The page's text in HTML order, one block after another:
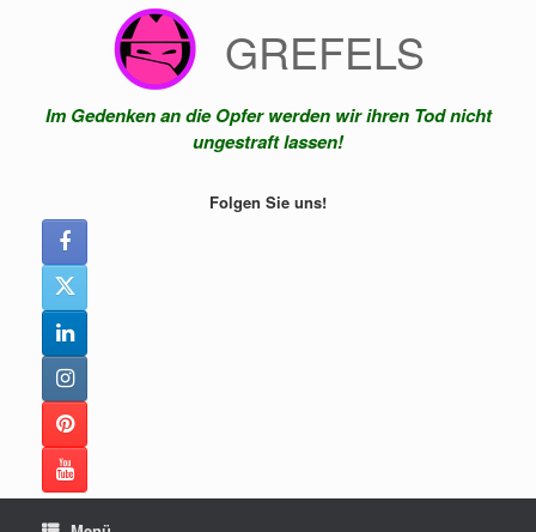
GREFELS
Im Gedenken an die Opfer werden wir ihren Tod nicht
ungestraft lassen!
Folgen Sie uns!